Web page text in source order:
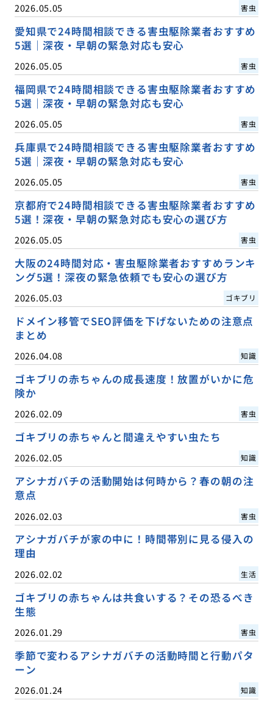
2026.05.05 害虫
愛知県で24時間相談できる害虫駆除業者おすすめ
5選｜深夜・早朝の緊急対応も安心
2026.05.05 害虫
福岡県で24時間相談できる害虫駆除業者おすすめ
5選｜深夜・早朝の緊急対応も安心
2026.05.05 害虫
兵庫県で24時間相談できる害虫駆除業者おすすめ
5選｜深夜・早朝の緊急対応も安心
2026.05.05 害虫
京都府で24時間相談できる害虫駆除業者おすすめ
5選！深夜・早朝の緊急対応も安心の選び方
2026.05.05 害虫
大阪の24時間対応・害虫駆除業者おすすめランキ
ング5選！深夜の緊急依頼でも安心の選び方
2026.05.03 ゴキブリ
ドメイン移管でSEO評価を下げないための注意点
まとめ
2026.04.08 知識
ゴキブリの赤ちゃんの成長速度！放置がいかに危
険か
2026.02.09 害虫
ゴキブリの赤ちゃんと間違えやすい虫たち
2026.02.05 知識
アシナガバチの活動開始は何時から？春の朝の注
意点
2026.02.03 害虫
アシナガバチが家の中に！時間帯別に見る侵入の
理由
2026.02.02 生活
ゴキブリの赤ちゃんは共食いする？その恐るべき
生態
2026.01.29 害虫
季節で変わるアシナガバチの活動時間と行動パタ
ーン
2026.01.24 知識